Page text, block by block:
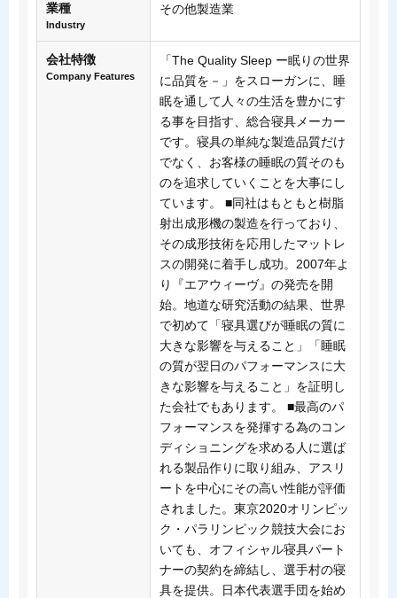
業種
Industry
その他製造業
会社特徴
Company Features
「The Quality Sleep ー眠りの世界
に品質を－」をスローガンに、睡
眠を通して人々の生活を豊かにす
る事を目指す、総合寝具メーカー
です。寝具の単純な製造品質だけ
でなく、お客様の睡眠の質そのも
のを追求していくことを大事にし
ています。 ■同社はもともと樹脂
射出成形機の製造を行っており、
その成形技術を応用したマットレ
スの開発に着手し成功。2007年よ
り『エアウィーヴ』の発売を開
始。地道な研究活動の結果、世界
で初めて「寝具選びが睡眠の質に
大きな影響を与えること」「睡眠
の質が翌日のパフォーマンスに大
きな影響を与えること」を証明し
た会社でもあります。 ■最高のパ
フォーマンスを発揮する為のコン
ディショニングを求める人に選ば
れる製品作りに取り組み、アスリ
ートを中心にその高い性能が評価
されました。東京2020オリンピッ
ク・パラリンピック競技大会にお
いても、オフィシャル寝具パート
ナーの契約を締結し、選手村の寝
具を提供。日本代表選手団を始め